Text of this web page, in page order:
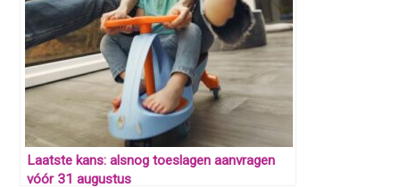
Laatste kans: alsnog toeslagen aanvragen
vóór 31 augustus